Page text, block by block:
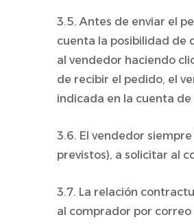
3.5. Antes de enviar el
cuenta la posibilidad de
al vendedor haciendo
de recibir el pedido, el
indicada en la cuenta
3.6. El vendedor
previstos), a solicitar al
3.7. La relación
al comprador por